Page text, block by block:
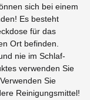
sich bei einem
Es besteht
für das
Ort befinden.
nie im Schlaf-
verwenden Sie
Sie
Reinigungsmittel!